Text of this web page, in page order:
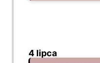
4 lipca